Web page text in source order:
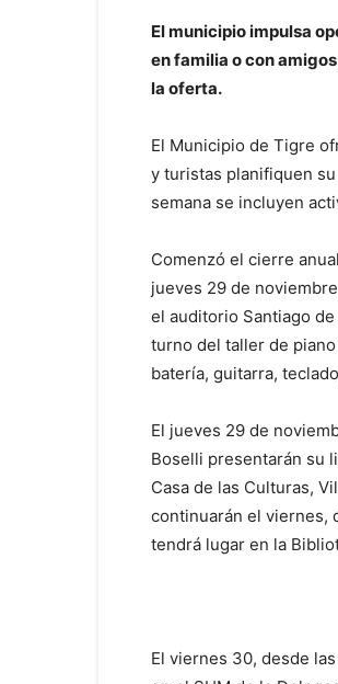
El municipio impulsa
en familia o con
la oferta.
El Municipio de Tigre
y turistas planifiquen
semana se incluyen
Comenzó el cierre
jueves 29 de
el auditorio Santiago
turno del taller de
batería, guitarra,
El jueves 29 de
Boselli presentarán su
Casa de las Culturas,
continuarán el viernes,
tendrá lugar en la
El viernes 30, desde